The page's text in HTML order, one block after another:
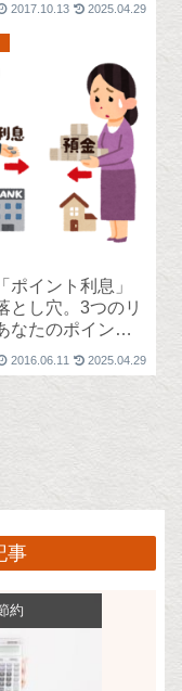
2017.10.13 2025.04.29
ポイント利息」
とし穴。3つのリ
なたのポイント
2016.06.11 2025.04.29
事
約